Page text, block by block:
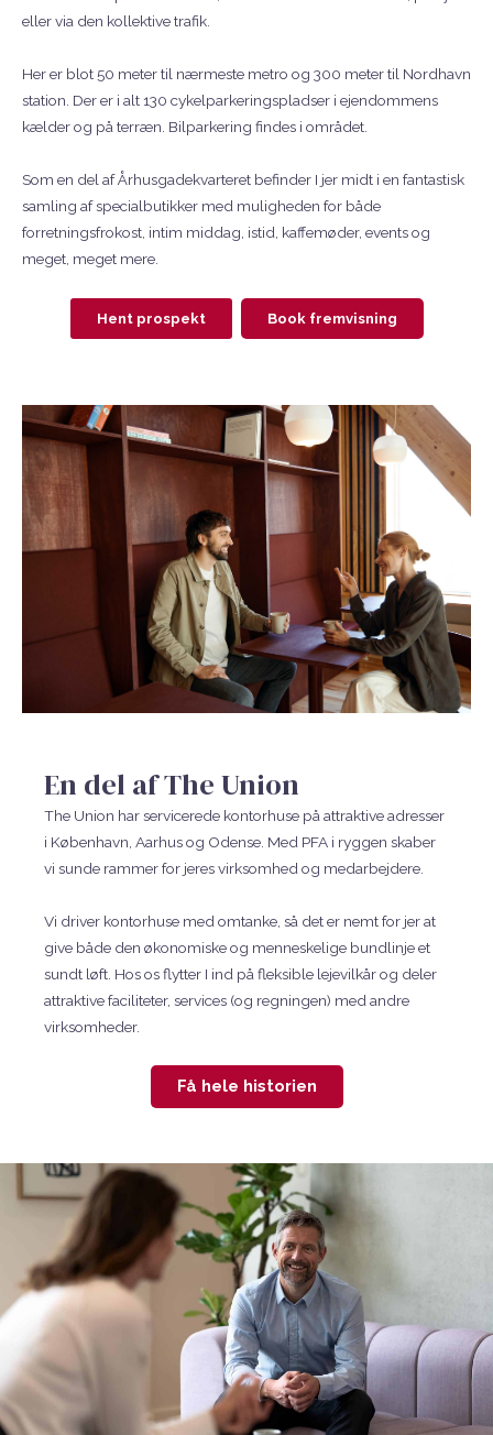
eller via den kollektive trafik.
Her er blot 50 meter til nærmeste metro og 300 meter til Nordhavn
station. Der er i alt 130 cykelparkeringspladser i ejendommens
kælder og på terræn. Bilparkering findes i området.
Som en del af Århusgadekvarteret befinder I jer midt i en fantastisk
samling af specialbutikker med muligheden for både
forretningsfrokost, intim middag, istid, kaffemøder, events og
meget, meget mere.
Hent prospekt Book fremvisning
En del af The Union
The Union har servicerede kontorhuse på attraktive adresser
i København, Aarhus og Odense. Med PFA i ryggen skaber
vi sunde rammer for jeres virksomhed og medarbejdere.
Vi driver kontorhuse med omtanke, så det er nemt for jer at
give både den økonomiske og menneskelige bundlinje et
sundt løft. Hos os flytter I ind på fleksible lejevilkår og deler
attraktive faciliteter, services (og regningen) med andre
virksomheder.
Få hele historien